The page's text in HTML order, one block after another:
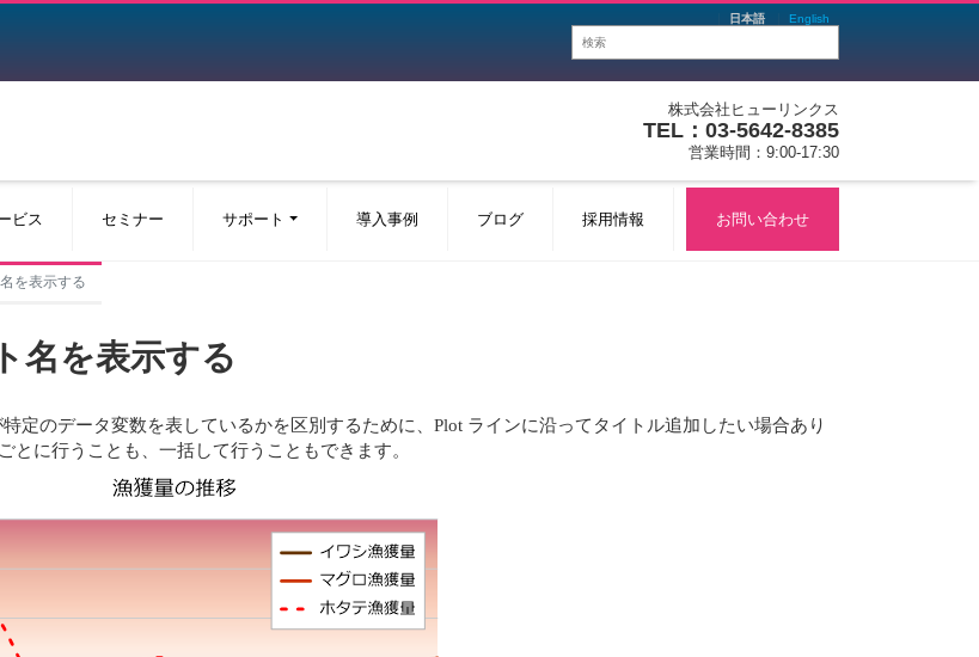
日本語 English
株式会社ヒューリンクス
TEL：03-5642-8385
営業時間：9:00-17:30
ビス セミナー サポート 導入事例 ブログ 採用情報 お問い合わせ
を表示する
名を表示する
定のデータ変数を表しているかを区別するために、Plot ラインに沿ってタイトル追加したい場合あり
とに行うことも、一括して行うこともできます。